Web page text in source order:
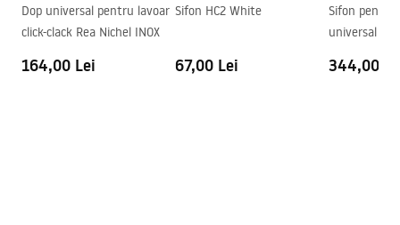
Formă
Oval
Preaplin
Orificiu pentru preaplin
Da Nu
Dop universal pentru lavoar
click-clack Rea Nichel INOX
164,00 Lei
Sifon HC2 White
67,00 Lei
Sifon pentru
universal
344,00